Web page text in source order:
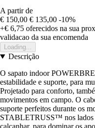
A partir de
€ 150,00 € 135,00 -10%
+€ 6,75 oferecidos na sua
validacao da sua encomenda
Loading...
Descrição
O sapato indoor
estabilidade e suporte, para
Projetado para conforto,
movimentos em campo. O
suporte perfeitos durante os
STABLETRUSS™ nos lados